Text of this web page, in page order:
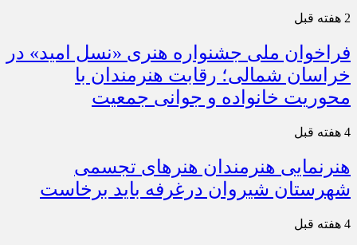
2 هفته قبل
فراخوان ملی جشنواره هنری «نسل امید» در
خراسان شمالی؛ رقابت هنرمندان با
محوریت خانواده و جوانی جمعیت
4 هفته قبل
هنرنمایی هنرمندان هنرهای تجسمی
شهرستان شیروان درغرفه باید برخاست
4 هفته قبل